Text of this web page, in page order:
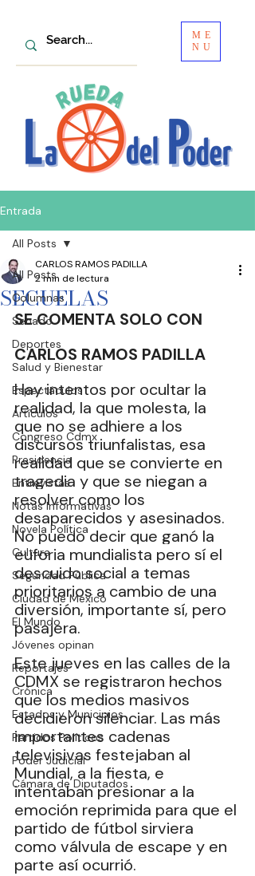
ME
NU
Entrada
All Posts
Columnas
Senado
Deportes
Salud y Bienestar
Espectáculos
Artículos
Congreso Cdmx
Presidencia
Entrevistas
Notas Informativas
Novela Política
Cultura
Seguridad Pública
Ciudad de México
El Mundo
Jóvenes opinan
Reportajes
Crónica
Estados y Municipios
Partidos Políticos
Poder Judicial
Cámara de Diputados
All Posts
SECUELAS
CARLOS RAMOS PADILLA
2 min de lectura
SE COMENTA SOLO CON
CARLOS RAMOS PADILLA
Hay intentos por ocultar la
realidad, la que molesta, la
que no se adhiere a los
discursos triunfalistas, esa
realidad que se convierte en
tragedia y que se niegan a
resolver como los
desaparecidos y asesinados.
No puedo decir que ganó la
euforia mundialista pero sí el
descuido social a temas
prioritarios a cambio de una
diversión, importante sí, pero
pasajera.
Este jueves en las calles de la
CDMX se registraron hechos
que los medios masivos
decidieron silenciar. Las más
importantes cadenas
televisivas festejaban al
Mundial, a la fiesta, e
intentaban presionar a la
emoción reprimida para que el
partido de fútbol sirviera
como válvula de escape y en
parte así ocurrió.